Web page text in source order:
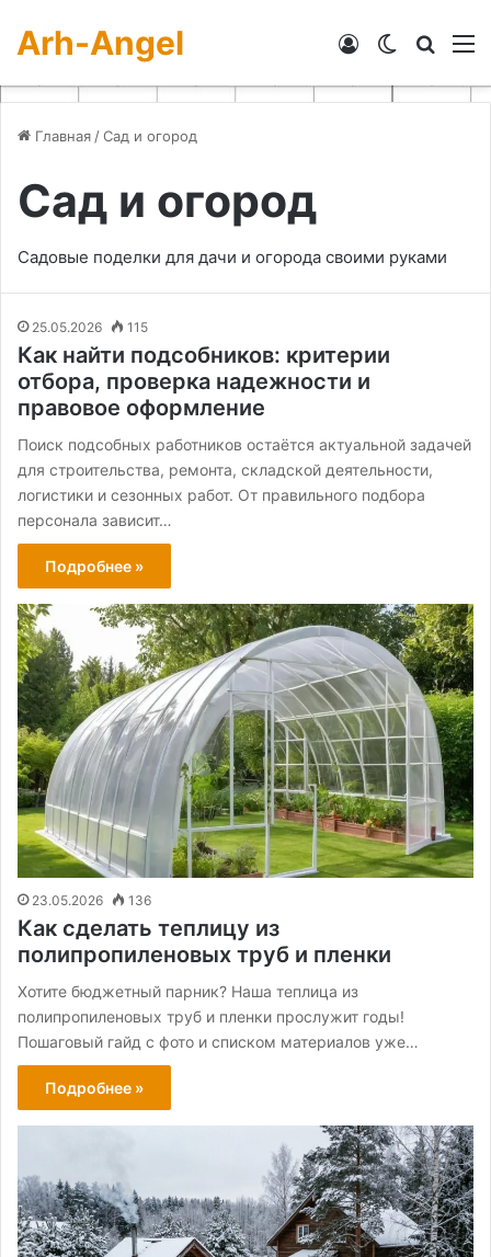
Arh-Angel Switch skin
Войти
Главная /Сад и огород
Сад и огород
Садовые поделки для дачи и огорода своими руками
25.05.2026 115
Как найти подсобников: критерии
отбора, проверка надежности и
правовое оформление
Поиск подсобных работников остаётся актуальной задачей
для строительства, ремонта, складской деятельности,
логистики и сезонных работ. От правильного подбора
персонала зависит…
Подробнее »
23.05.2026 136
Как сделать теплицу из
полипропиленовых труб и пленки
Хотите бюджетный парник? Наша теплица из
полипропиленовых труб и пленки прослужит годы!
Пошаговый гайд с фото и списком материалов уже…
Подробнее »